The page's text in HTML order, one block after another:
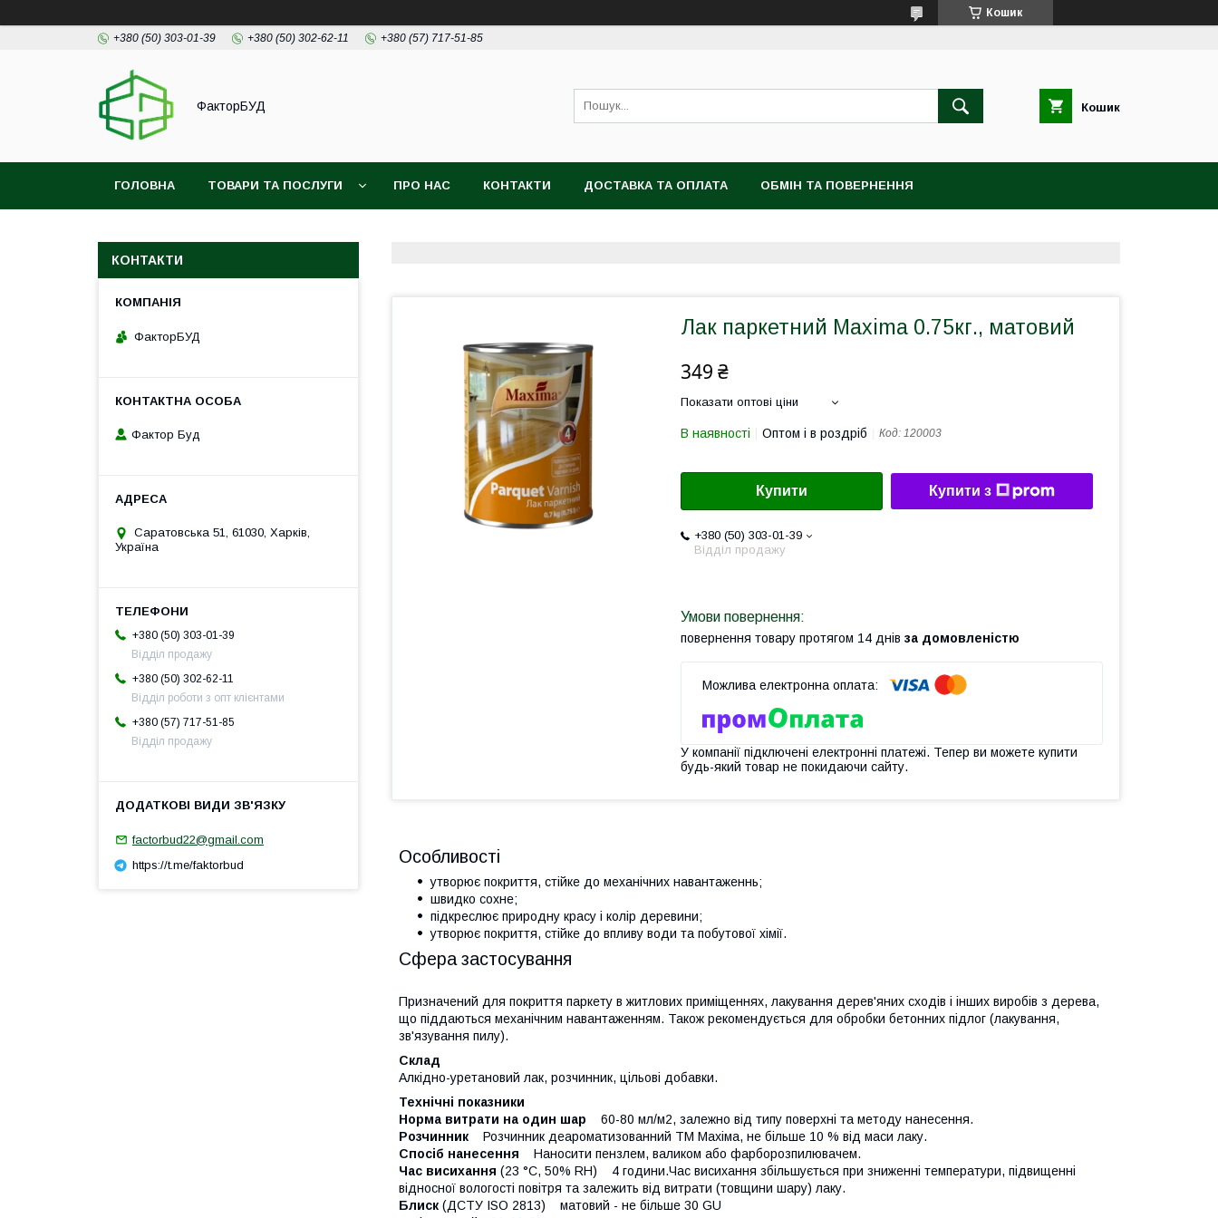
Кошик
+380 (50) 303-01-39 +380 (50) 302-62-11 +380 (57) 717-51-85
ФакторБУД Кошик
ГОЛОВНА ТОВАРИ ТА ПОСЛУГИ ПРО НАС КОНТАКТИ ДОСТАВКА ТА ОПЛАТА ОБМІН ТА ПОВЕРНЕННЯ
Лак паркетний Maxima 0.75кг., матовий
349 ₴
Показати оптові ціни
В наявності Оптом і в роздріб Код: 120003
Купити Купити з
+380 (50) 303-01-39
Відділ продажу
повернення товару протягом 14 днів за домовленістю
У компанії підключені електронні платежі. Тепер ви можете купити
будь-який товар не покидаючи сайту.
Особливості
утворює покриття, стійке до механічних навантаженнь;
швидко сохне;
підкреслює природну красу і колір деревини;
утворює покриття, стійке до впливу води та побутової хімії.
Сфера застосування
Призначений для покриття паркету в житлових приміщеннях, лакування дерев'яних сходів і інших виробів з дерева,
що піддаються механічним навантаженням. Також рекомендується для обробки бетонних підлог (лакування,
зв'язування пилу).
Склад
Алкідно-уретановий лак, розчинник, цільові добавки.
Технічні показники
Норма витрати на один шар
60-80 мл/м2, залежно від типу поверхні та методу нанесення.
Розчинник
Розчинник деароматизованний ТМ Махіма, не більше 10 % від маси лаку.
Спосіб нанесення Наносити пензлем, валиком або фарборозпилювачем.
Час висихання (23 °С, 50% RH) 4 години.Час висихання збільшується при зниженні температури, підвищенні
відносної вологості повітря та залежить від витрати (товщини шару) лаку.
Блиск (ДСТУ ISO 2813) матовий - не більше 30 GU
КОНТАКТИ
ФакторБУД
Фактор Буд
Саратовська 51, 61030, Харків,
Україна
+380 (50) 303-01-39
Відділ продажу
+380 (50) 302-62-11
Відділ роботи з опт клієнтами
+380 (57) 717-51-85
Відділ продажу
factorbud22@gmail.com
https://t.me/faktorbud